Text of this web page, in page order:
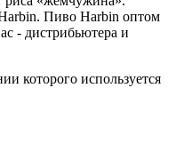
Пиво Harbin оптом
- дистрибьютера и
которого используется